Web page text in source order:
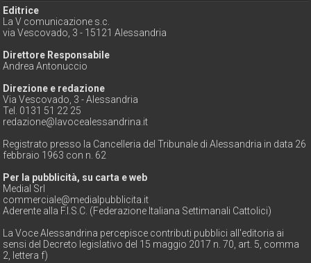
Editrice
La V comunicazione s.c.
via Vescovado, 3 - 15121 Alessandria
Direttore Responsabile
Andrea Antonuccio
Direzione e redazione
Via Vescovado, 3 - Alessandria
Tel. 0131 51 22 25
redazione@lavocealessandrina.it
Registrato presso la Cancelleria del Tribunale di Alessandria in data 26
febbraio 1963 con n. 62
Per la pubblicità, su carta e web
Medial Srl
commerciale@medialpubblicita.it
Aderente alla F.I.S.C. (Federazione Italiana Settimanali Cattolici)
La Voce Alessandrina percepisce contributi pubblici all'editoria ai
sensi del Decreto legislativo del 15 maggio 2017 n. 70, art. 5, comma
2, lettera f)